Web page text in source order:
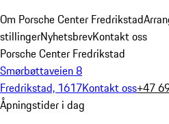
Om Porsche Center Fredrikstad
stillingerNyhetsbrevKontakt oss
Porsche Center Fredrikstad
Smørbøttaveien 8
Fredrikstad, 1617Kontakt oss+47
Åpningstider i dag